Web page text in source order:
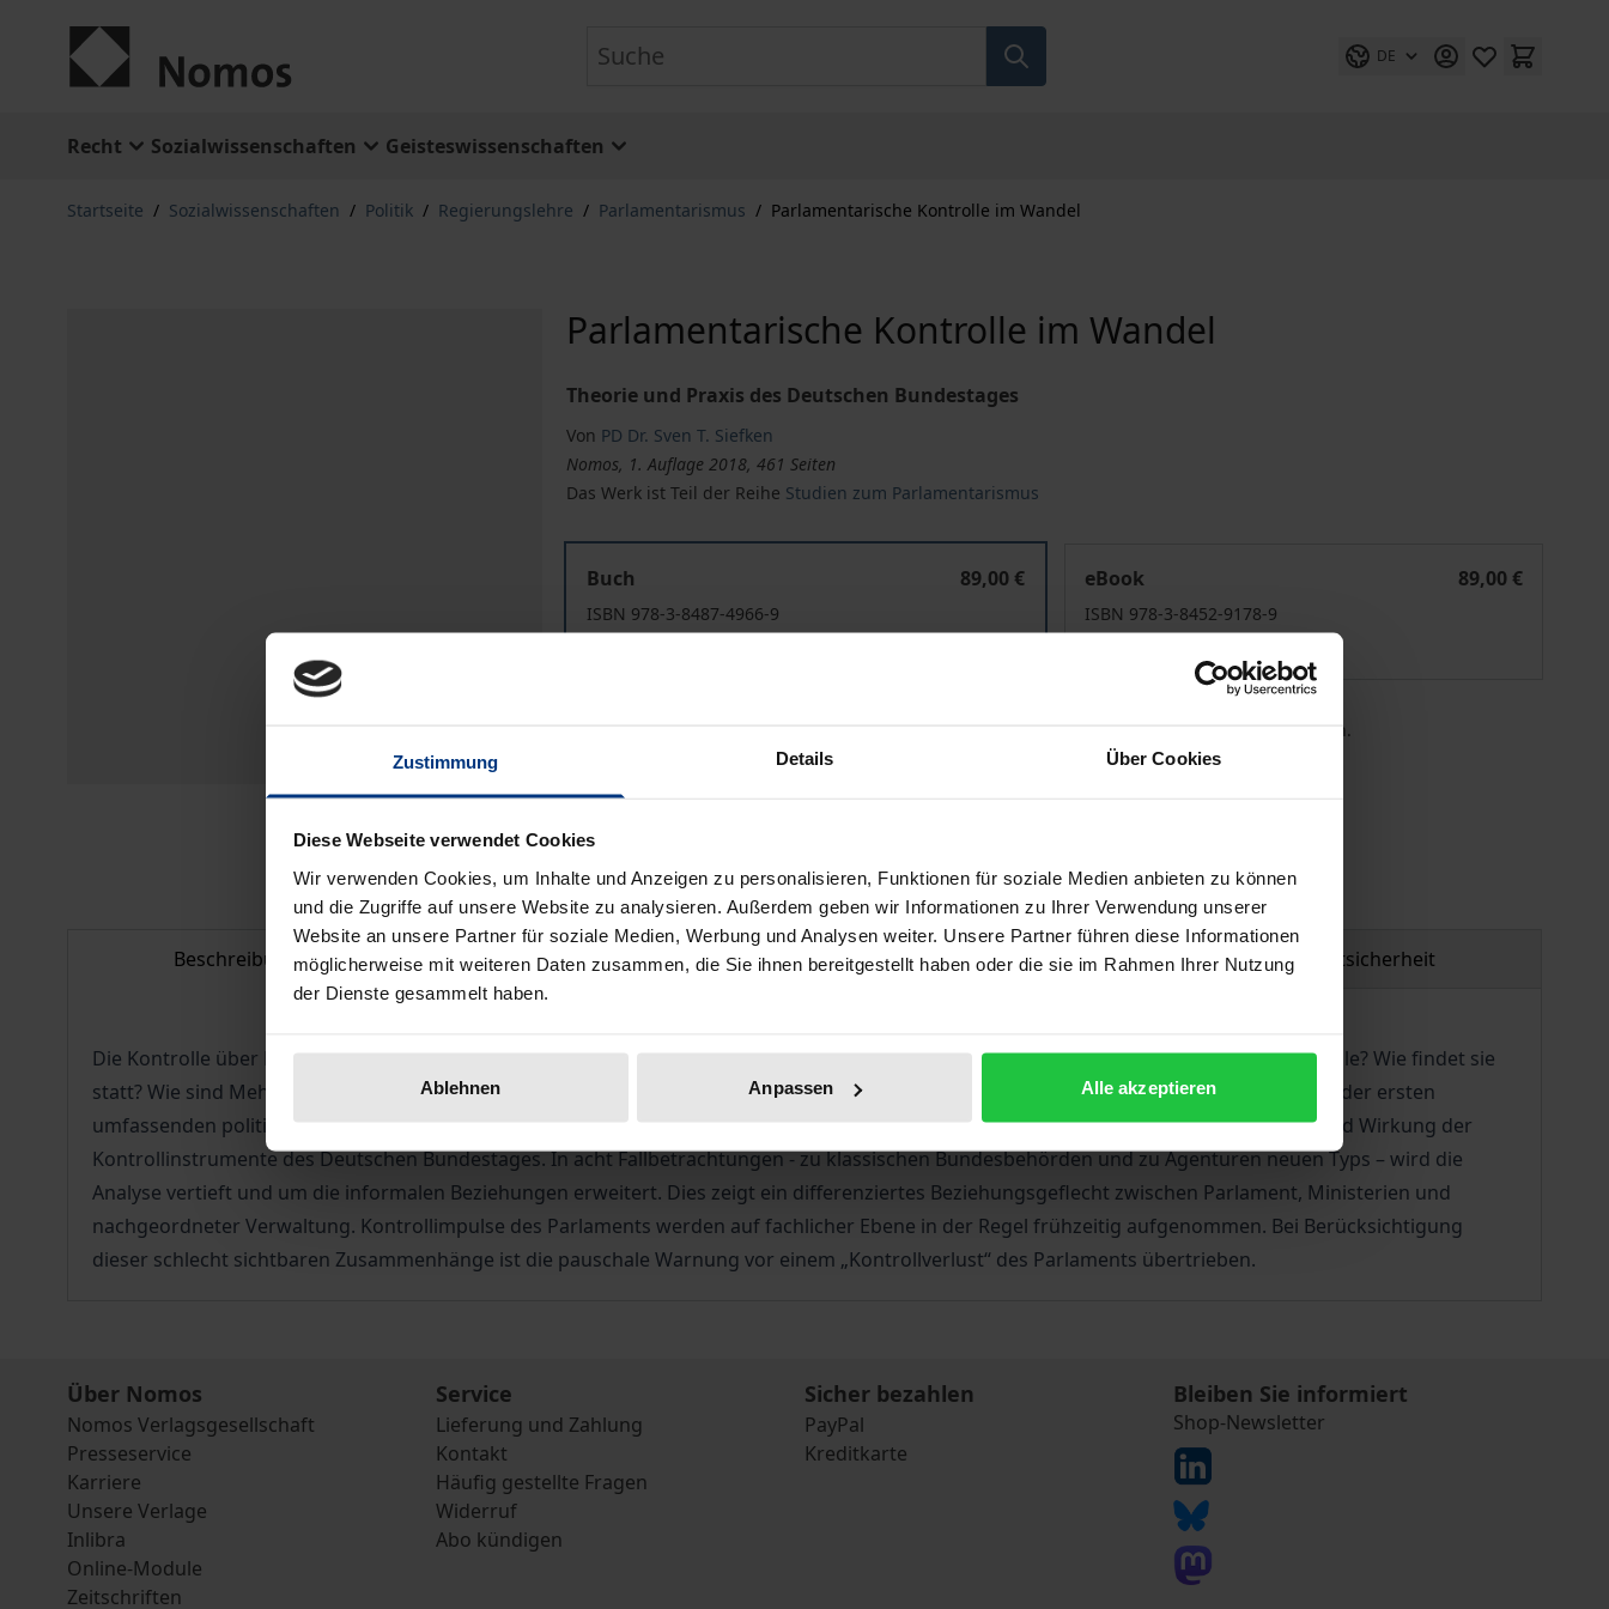
Zustimmung Details Über Cookies
Diese Webseite verwendet Cookies
Wir verwenden Cookies, um Inhalte und Anzeigen zu personalisieren, Funktionen für soziale Medien anbieten zu können
und die Zugriffe auf unsere Website zu analysieren. Außerdem geben wir Informationen zu Ihrer Verwendung unserer
Website an unsere Partner für soziale Medien, Werbung und Analysen weiter. Unsere Partner führen diese Informationen
möglicherweise mit weiteren Daten zusammen, die Sie ihnen bereitgestellt haben oder die sie im Rahmen Ihrer Nutzung
der Dienste gesammelt haben.
Ablehnen Anpassen Alle akzeptieren
DE
Recht Sozialwissenschaften Geisteswissenschaften
Startseite / Sozialwissenschaften / Politik / Regierungslehre / Parlamentarismus / Parlamentarische Kontrolle im Wandel
Parlamentarische Kontrolle im Wandel
Theorie und Praxis des Deutschen Bundestages
Von PD Dr. Sven T. Siefken
Nomos, 1. Auflage 2018, 461 Seiten
Das Werk ist Teil der Reihe Studien zum Parlamentarismus
Buch
89,00 €
ISBN 978-3-8487-4966-9
eBook
89,00 €
ISBN 978-3-8452-9178-9
Preisangaben inkl. MwSt. Abhängig von der Lieferadresse kann die MwSt. an der Kasse variieren.
In den Warenkorb
Hinweise zu Versandkosten
Beschreibung Bibliografische Angaben Rezensionen Produktsicherheit
Die Kontrolle über Regierung und Verwaltung ist eine klassische Funktion von Parlamenten. Doch was bedeutet parlamentarische Kontrolle? Wie findet sie
statt? Wie sind Mehrheit und Opposition daran beteiligt? Und wie verändern sich ihre Mechanismen? Diese Fragen stehen im Mittelpunkt der ersten
umfassenden politikwissenschaftlichen Studie zu diesem Themenkomplex seit über 30 Jahren. Sie bietet einen Überblick über Nutzung und Wirkung der
Kontrollinstrumente des Deutschen Bundestages. In acht Fallbetrachtungen - zu klassischen Bundesbehörden und zu Agenturen neuen Typs – wird die
Analyse vertieft und um die informalen Beziehungen erweitert. Dies zeigt ein differenziertes Beziehungsgeflecht zwischen Parlament, Ministerien und
nachgeordneter Verwaltung. Kontrollimpulse des Parlaments werden auf fachlicher Ebene in der Regel frühzeitig aufgenommen. Bei Berücksichtigung
dieser schlecht sichtbaren Zusammenhänge ist die pauschale Warnung vor einem „Kontrollverlust“ des Parlaments übertrieben.
Über Nomos
Nomos Verlagsgesellschaft
Presseservice
Karriere
Unsere Verlage
Inlibra
Online-Module
Zeitschriften
Service
Lieferung und Zahlung
Kontakt
Häufig gestellte Fragen
Widerruf
Abo kündigen
Sicher bezahlen
PayPal
Kreditkarte
Bleiben Sie informiert
Shop-Newsletter